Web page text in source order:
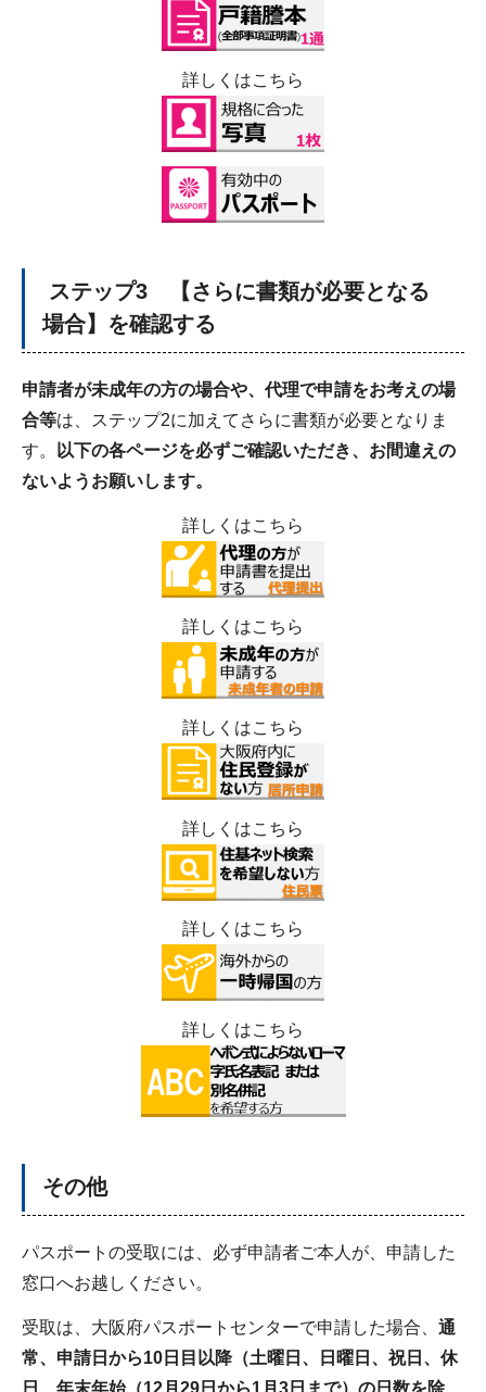
詳しくはこちら
ステップ3 【さらに書類が必要となる
場合】を確認する
申請者が未成年の方の場合や、代理で申請をお考えの場
合等は、ステップ2に加えてさらに書類が必要となりま
す。
以下の各ページを必ずご確認いただき、お間違えの
ないようお願いします。
詳しくはこちら
詳しくはこちら
詳しくはこちら
詳しくはこちら
詳しくはこちら
詳しくはこちら
その他
パスポートの受取には、必ず申請者ご本人が、申請した
窓口へお越しください。
受取は、大阪府パスポートセンターで申請した場合、 通
常、申請日から10日目以降（土曜日、日曜日、祝日、休
日、年末年始（12月29日から1月3日まで）の日数を除